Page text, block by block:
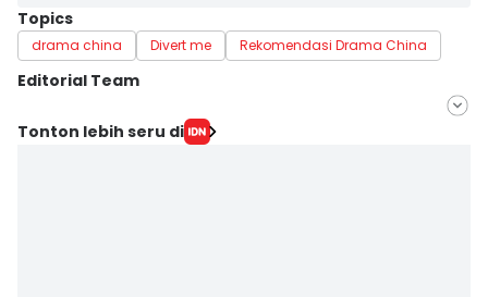
Topics
drama china Divert me Rekomendasi Drama China
Editorial Team
Editor
Tonton lebih seru di